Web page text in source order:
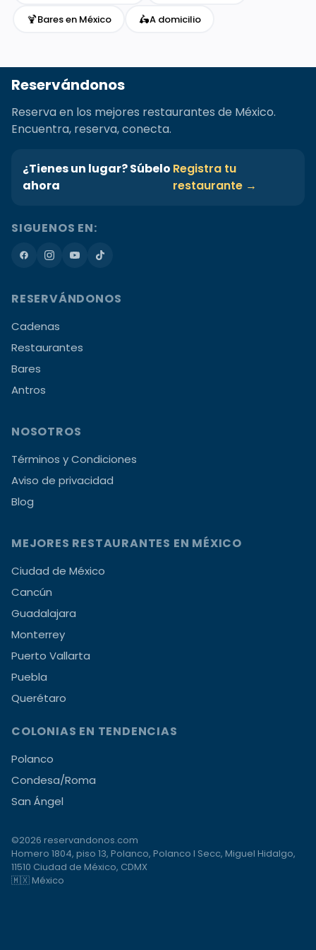
🍹Bares en México 🛵A domicilio
Reservándonos
Reserva en los mejores restaurantes de México.
Encuentra, reserva, conecta.
¿Tienes un lugar? Súbelo
ahora
Registra tu
restaurante →
SIGUENOS EN:
RESERVÁNDONOS
Cadenas
Restaurantes
Bares
Antros
NOSOTROS
Términos y Condiciones
Aviso de privacidad
Blog
MEJORES RESTAURANTES EN MÉXICO
Ciudad de México
Cancún
Guadalajara
Monterrey
Puerto Vallarta
Puebla
Querétaro
COLONIAS EN TENDENCIAS
Polanco
Condesa/Roma
San Ángel
©2026 reservandonos.com
Homero 1804, piso 13, Polanco, Polanco I Secc, Miguel Hidalgo,
11510 Ciudad de México, CDMX
🇲🇽 México